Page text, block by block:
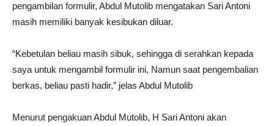
pengambilan formulir, Abdul Mutolib mengatakan Sari Antoni
masih memiliki banyak kesibukan diluar.
“Kebetulan beliau masih sibuk, sehingga di serahkan kepada
saya untuk mengambil formulir ini, Namun saat pengembalian
berkas, beliau pasti hadir,” jelas Abdul Mutolib
Menurut pengakuan Abdul Mutolib, H Sari Antoni akan